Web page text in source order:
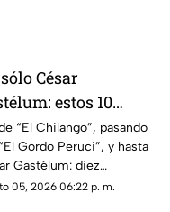
César
estos 10
han sido
por la
entre Los
y La Mayiza
“El Chilango”, pasando
Gordo Peruci”, y hasta
Gastélum: diez
han sido
05, 2026 06:22 p. m.